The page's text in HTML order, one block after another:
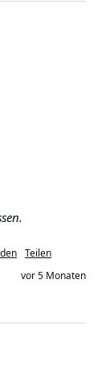
Teilen
vor 5 Monaten